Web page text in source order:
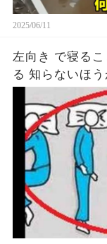
2025/06/11
左向き で寝る
る 知らないほ
象がヤバい…
悔